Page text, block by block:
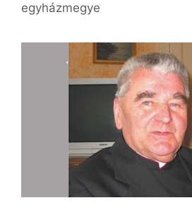
egyházmegye